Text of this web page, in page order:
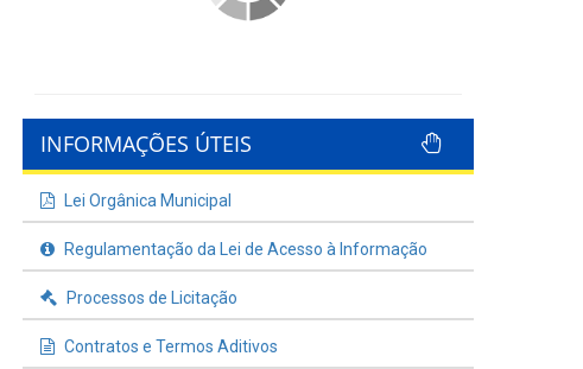
INFORMAÇÕES ÚTEIS
Lei Orgânica Municipal
Regulamentação da Lei de Acesso à Informação
Processos de Licitação
Contratos e Termos Aditivos